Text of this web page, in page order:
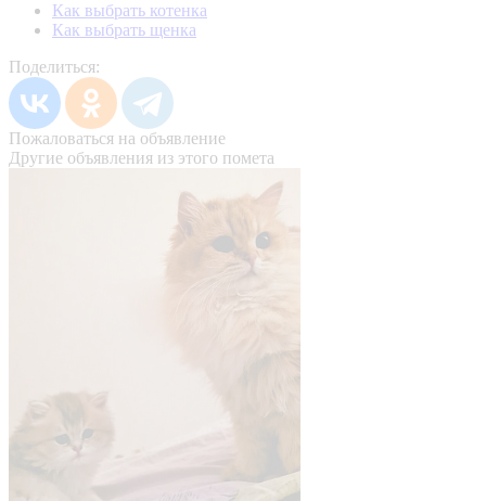
Как выбрать котенка
Как выбрать щенка
Поделиться:
Пожаловаться на объявление
Другие объявления из этого помета